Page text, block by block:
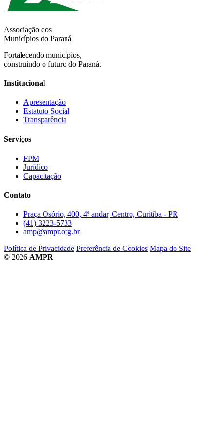
Associação dos
Municípios do Paraná
Fortalecendo municípios,
construindo o futuro do Paraná.
Institucional
Apresentação
Estatuto Social
Transparência
Serviços
FPM
Jurídico
Capacitação
Contato
Praça Osório, 400, 4º andar, Centro, Curitiba - PR
(41) 3223-5733
amp@ampr.org.br
Política de Privacidade Preferência de Cookies Mapa do Site
© 2026 AMPR